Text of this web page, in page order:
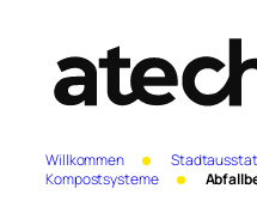
Willkommen
Kompostsysteme